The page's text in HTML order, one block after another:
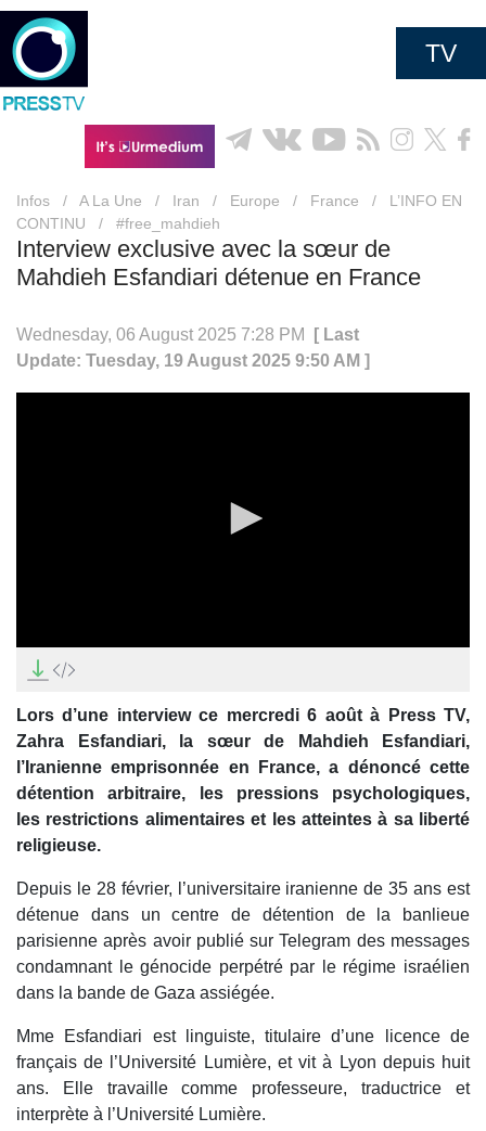
TV
Infos / A La Une / Iran / Europe / France /
L’INFO EN
CONTINU
/ #free_mahdieh
Interview exclusive avec la sœur de
Mahdieh Esfandiari détenue en France
Wednesday, 06 August 2025 7:28 PM
[ Last
Update: Tuesday, 19 August 2025 9:50 AM ]
seconds
0
seconds
Lors d’une interview ce mercredi 6 août à Press TV,
Zahra Esfandiari, la sœur de Mahdieh Esfandiari,
l’Iranienne emprisonnée en France, a dénoncé cette
détention arbitraire, les pressions psychologiques,
les restrictions alimentaires et les atteintes à sa liberté
religieuse.
Depuis le 28 février, l’universitaire iranienne de 35 ans est
détenue dans un centre de détention de la banlieue
parisienne après avoir publié sur Telegram des messages
condamnant le génocide perpétré par le régime israélien
dans la bande de Gaza assiégée.
Mme Esfandiari est linguiste, titulaire d’une licence de
français de l’Université Lumière, et vit à Lyon depuis huit
ans. Elle travaille comme professeure, traductrice et
interprète à l’Université Lumière.